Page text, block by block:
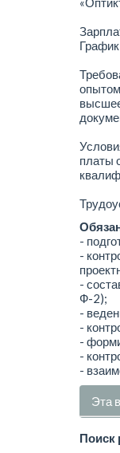
платы
-
-
-
Ф-2);
-
-
-
-
-
Эта
Поиск